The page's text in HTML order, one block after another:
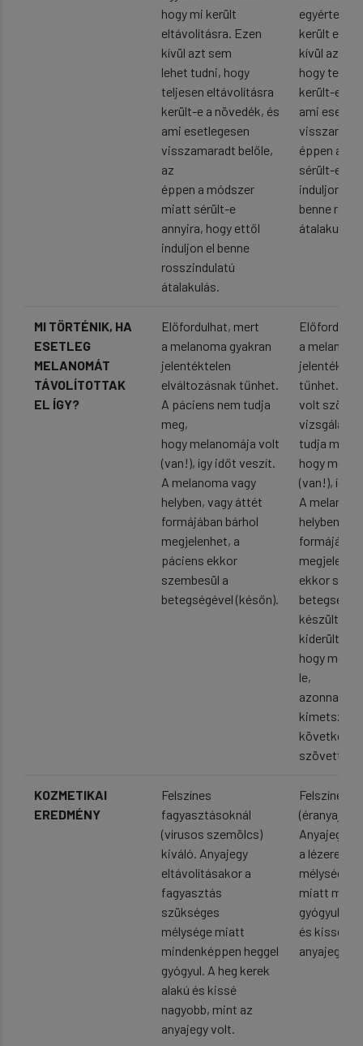
hogy mi került
eltávolításra. Ezen
kívül azt sem
lehet tudni, hogy
teljesen eltávolításra
került-e a növedék, és
ami esetlegesen
visszamaradt belőle,
az
éppen a módszer
miatt sérült-e
annyira, hogy ettől
induljon el benne
rosszindulatú
átalakulás.
került
kívül azt
hogy
került-e a
ami
éppen a
sérült-e
induljon el
benne
átalakulás.
MI TÖRTÉNIK, HA
ESETLEG
MELANOMÁT
TÁVOLÍTOTTAK
EL ÍGY?
Előfordulhat, mert
a melanoma gyakran
jelentéktelen
elváltozásnak tűnhet.
A páciens nem tudja
meg,
hogy melanomája volt
(van!), így időt veszít.
A melanoma vagy
helyben, vagy áttét
formájában bárhol
megjelenhet, a
páciens ekkor
szembesül a
betegségével (későn).
a
tűnhet.
volt
vizsgálat,
tudja meg,
hogy
(van!), így
A
helyben,
formájában
ekkor
készült
kiderült,
hogy
le,
azonnal
kimetszés
következik
szövettani
KOZMETIKAI
EREDMÉNY
Felszínes
fagyasztásoknál
(vírusos szemölcs)
kiváló. Anyajegy
eltávolításakor a
fagyasztás
szükséges
mélysége miatt
mindenképpen heggel
gyógyul. A heg kerek
alakú és kissé
nagyobb, mint az
anyajegy volt.
Felszínes
Anyajegy
a
mélysége
miatt
gyógyul. A
és kissé
anyajegy